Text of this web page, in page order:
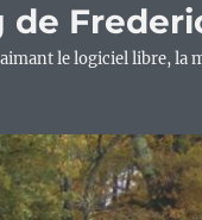
de
le logiciel libre, la